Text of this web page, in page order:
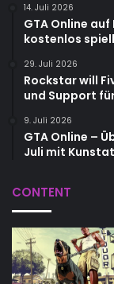
14. Juli 2026
GTA Online auf
kostenlos
29. Juli 2026
Rockstar will
und Support
9. Juli 2026
GTA Online –
Juli mit
CONTENT